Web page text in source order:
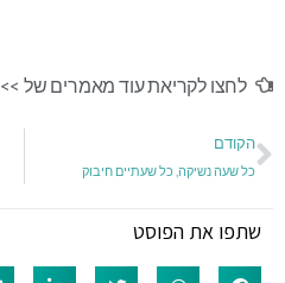
לחצו לקריאת עוד מאמרים של >>
הקודם
כל שעה נשיקה, כל שעתיים חיבוק
שתפו את הפוסט